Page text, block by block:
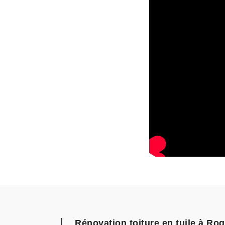
Rénovation toiture en tuile à